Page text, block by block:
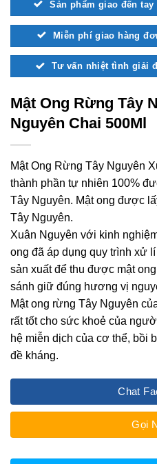
Sản phẩm giao đến
Miễn phí giao hàng
Tư vấn nhiệt tình giải
Mật Ong Rừng Tây
Nguyên Chai 500Ml
Mật Ong Rừng Tây Nguyên
thành phần tự nhiên 100%
Tây Nguyên. Mật ong được
Tây Nguyên.
Xuân Nguyên với kinh
ong đã áp dụng quy trình xử
sản xuất để thu được mật
sánh giữ đúng hương vị
Mật ong rừng Tây Nguyên
rất tốt cho sức khoẻ của
hệ miễn dịch của cơ thể, bồi
đề kháng.
Chat
Gọi